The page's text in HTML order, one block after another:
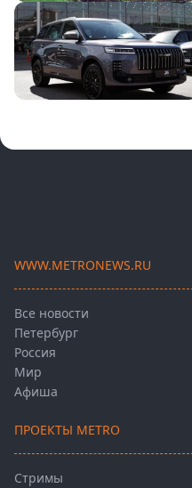
WWW.METRONEWS.RU
Все новости
Петербург
Россия
Мир
Афиша
ПРОЕКТЫ METRO
Стримы